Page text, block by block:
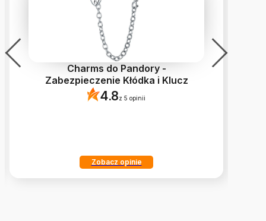
Charms do Pandory -
Zabezpieczenie Kłódka i Klucz
4.8z 5 opinii
Zobacz opinie